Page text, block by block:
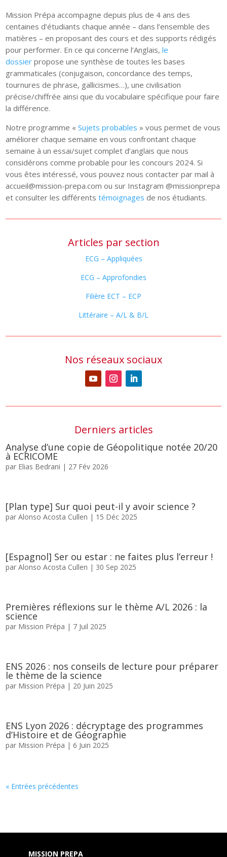
Mission Prépa accompagne depuis plus de 4 ans des
centaines d’étudiants chaque année – dans l’ensemble des
matières – en proposant des cours et des supports rédigés
pour performer. En ce qui concerne l’Anglais,le
dossier propose une synthèse de toutes les bases
grammaticales (conjugaison, concordance des temps,
tournures de phrase, gallicismes…), une civilisation
précise/chiffrée ainsi que du vocabulaire spécifique pour faire
la différence.
Notre programme «Sujets probables » vous permet de vous
améliorer chaque semaine en vous confrontant chaque
semaine à un essai/sujet complet d’anglais que nous
considérons comme probable pour les concours 2024. Si
vous êtes intéressé, vous pouvez nous contacter par mail à
accueil@mission-prepa.com ou sur Instagram @missionprepa
et consulter les différentstémoignages de nos étudiants.
Articles par section
ECG – Appliquées
ECG – Approfondies
Filière ECT – ECP
Littéraire – A/L & B/L
Nos réseaux sociaux
Derniers articles
Analyse d’une copie de Géopolitique notée 20/20
à ECRICOME
par Elias Bedrani | 27 Fév 2026
[Plan type] Sur quoi peut-il y avoir science ?
parAlonso Acosta Cullen | 15 Déc 2025
[Espagnol] Ser ou estar : ne faites plus l’erreur !
parAlonso Acosta Cullen | 30 Sep 2025
Premières réflexions sur le thème A/L 2026 : la
science
par Mission Prépa | 7 Juil 2025
ENS 2026 : nos conseils de lecture pour préparer
le thème de la science
par Mission Prépa | 20 Juin 2025
ENS Lyon 2026 : décryptage des programmes
d’Histoire et de Géographie
par Mission Prépa |6 Juin 2025
« Entrées précédentes
MISSION PREPA